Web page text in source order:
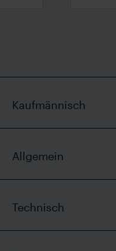
Kaufmännisch
Allgemein
Technisch